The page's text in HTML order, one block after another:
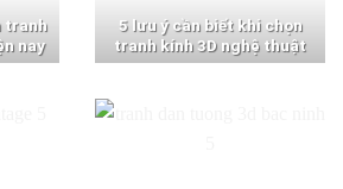
tranh
nay
5 lưu ý cần biết khi chọn
tranh kính 3D nghệ thuật